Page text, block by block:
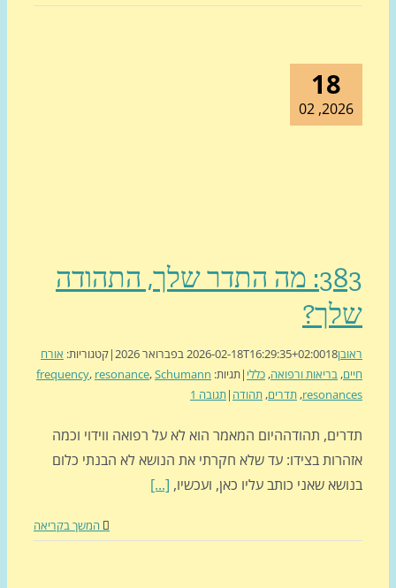
383: מה התדר שלך, התהודה
2026-02-18T16:29:35+02:00
|קטגוריות:אורח
בריאות ורפואה,כללי|תגיות: frequency,resonance,Schumann
,תדרים,תהודה|תגובה 1
תהודההיום המאמר הוא לא על רפואה ווידוי וכמה
בצידו: עד שלא חקרתי את הנושא לא הבנתי כלום
שאני כותב עליו כאן, ועכשיו, [...]
המשך בקריאה